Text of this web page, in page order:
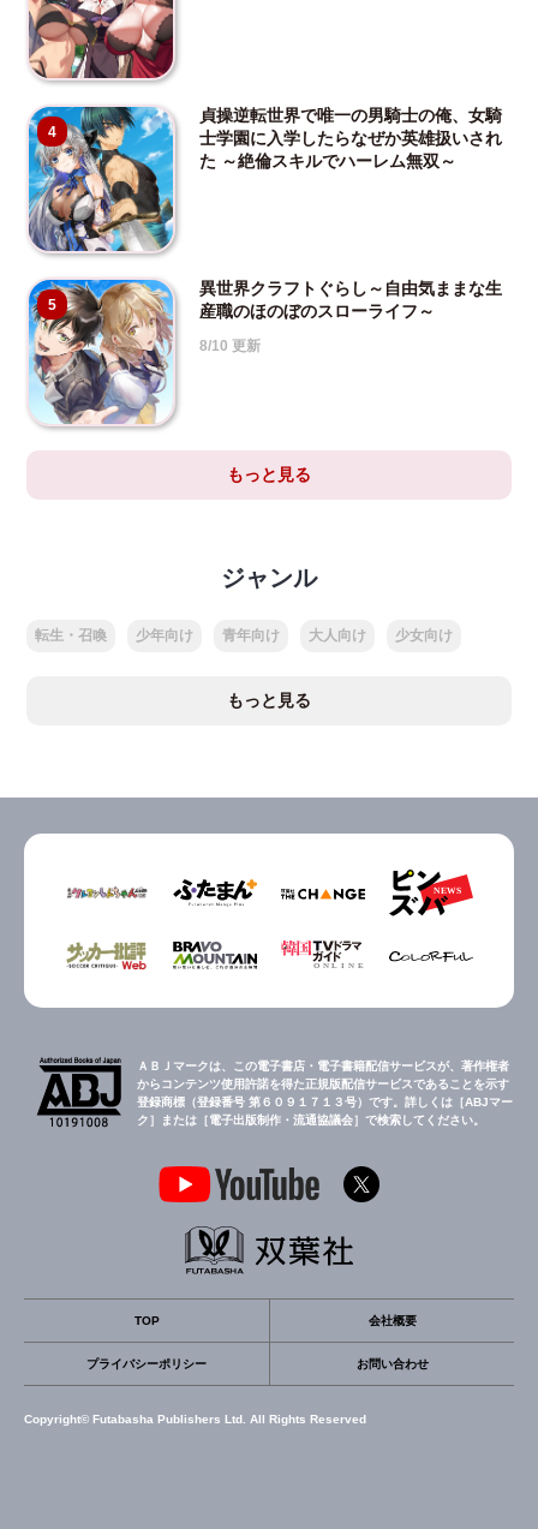
4
貞操逆転世界で唯一の男騎士の俺、女騎
士学園に入学したらなぜか英雄扱いされ
た ～絶倫スキルでハーレム無双～
5
異世界クラフトぐらし～自由気ままな生
産職のほのぼのスローライフ～
8/10 更新
もっと見る
ジャンル
転生・召喚 少年向け 青年向け 大人向け 少女向け
もっと見る
ＡＢＪマークは、この電子書店・電子書籍配信サービスが、著作権者
からコンテンツ使用許諾を得た正規版配信サービスであることを示す
登録商標（登録番号 第６０９１７１３号）です。詳しくは［ABJマー
ク］または［電子出版制作・流通協議会］で検索してください。
TOP 会社概要
プライバシーポリシー お問い合わせ
Copyright© Futabasha Publishers Ltd. All Rights Reserved